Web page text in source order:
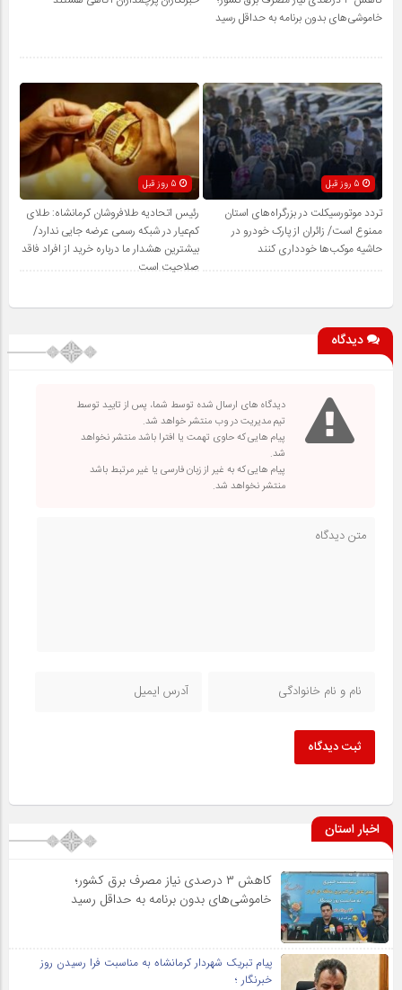
خاموشی‌های بدون برنامه به حداقل رسید
تردد موتورسیکلت در بزرگراه‌های استان
ممنوع است/ زائران از پارک خودرو در
حاشیه موکب‌ها خودداری کنند
رئیس اتحادیه طلافروشان کرمانشاه: طلای
کم‌عیار در شبکه رسمی عرضه جایی ندارد/
بیشترین هشدار ما درباره خرید از افراد فاقد
صلاحیت است
دیدگاه
دیدگاه های ارسال شده توسط شما، پس از تایید توسط
تیم مدیریت در وب منتشر خواهد شد.
پیام هایی که حاوی تهمت یا افترا باشد منتشر نخواهد
شد.
پیام هایی که به غیر از زبان فارسی یا غیر مرتبط باشد
منتشر نخواهد شد.
ثبت دیدگاه
اخبار استان
کاهش ۳ درصدی نیاز مصرف برق کشور؛
خاموشی‌های بدون برنامه به حداقل رسید
پیام تبریک شهردار کرمانشاه به مناسبت فرا رسیدن روز
خبرنگار ؛